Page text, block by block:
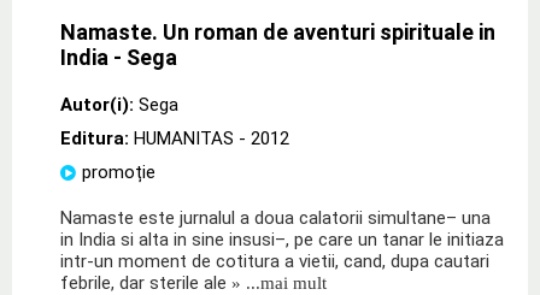
Namaste. Un roman de aventuri spirituale in
India - Sega
Autor(i): Sega
Editura: HUMANITAS - 2012
promoție
Namaste este jurnalul a doua calatorii simultane– una
in India si alta in sine insusi–, pe care un tanar le initiaza
intr-un moment de cotitura a vietii, cand, dupa cautari
febrile, dar sterile ale » ...mai mult